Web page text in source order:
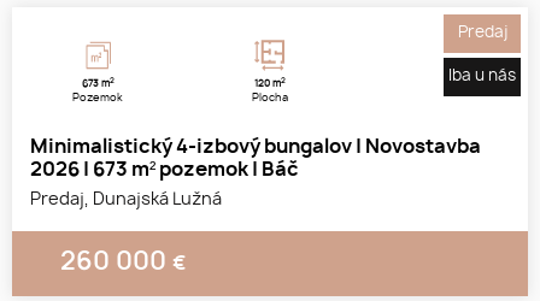
673 m2
Pozemok
120 m2
Plocha
Minimalistický 4-izbový bungalov | Novostavba
2026 | 673 m² pozemok | Báč
Predaj, Dunajská Lužná
260 000 €
Predaj
Iba u nás